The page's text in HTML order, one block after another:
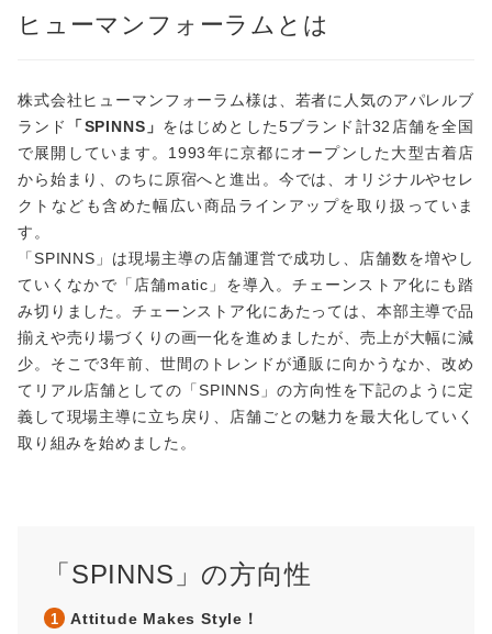
ヒューマンフォーラムとは
株式会社ヒューマンフォーラム様は、若者に人気のアパレルブ
ランド
「SPINNS」 をはじめとした5ブランド計32店舗を全国
で展開しています。1993年に京都にオープンした大型古着店
から始まり、のちに原宿へと進出。今では、オリジナルやセレ
クトなども含めた幅広い商品ラインアップを取り扱っていま
す。
「SPINNS」は現場主導の店舗運営で成功し、店舗数を増やし
ていくなかで「店舗matic」を導入。チェーンストア化にも踏
み切りました。チェーンストア化にあたっては、本部主導で品
揃えや売り場づくりの画一化を進めましたが、売上が大幅に減
少。そこで3年前、世間のトレンドが通販に向かうなか、改め
てリアル店舗としての「SPINNS」の方向性を下記のように定
義して現場主導に立ち戻り、店舗ごとの魅力を最大化していく
取り組みを始めました。
「SPINNS」の方向性
Attitude Makes Style！